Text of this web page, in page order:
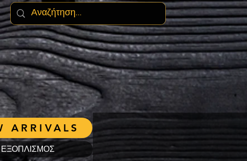
ΕΞΟΠΛΙΣΜΟΣ
ARRIVALS